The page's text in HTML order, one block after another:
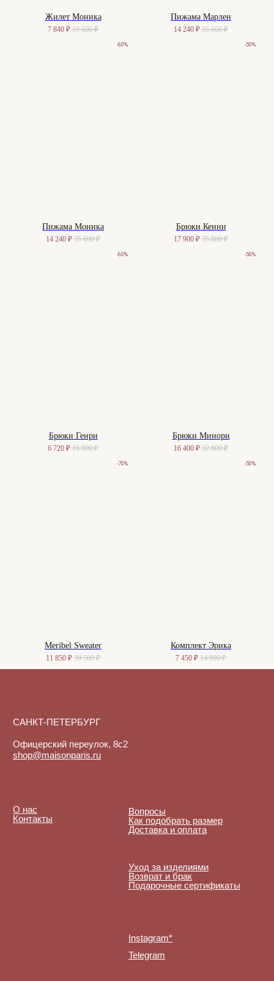
Жилет Моника
7 840 ₽ 19 600 ₽
Пижама Марлен
14 240 ₽ 35 600 ₽
-60%
Пижама Моника
14 240 ₽ 35 600 ₽
-50%
Брюки Кенни
17 900 ₽ 35 800 ₽
-60%
Брюки Генри
6 720 ₽ 16 800 ₽
-50%
Брюки Минори
16 400 ₽ 32 800 ₽
-70%
Meribel Sweater
11 850 ₽ 39 500 ₽
-50%
Комплект Эрика
7 450 ₽ 14 900 ₽